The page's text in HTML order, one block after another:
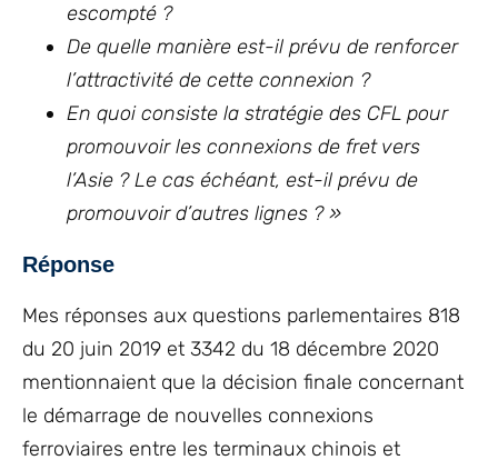
escompté ?
De quelle manière est-il prévu de renforcer
l’attractivité de cette connexion ?
En quoi consiste la stratégie des CFL pour
promouvoir les connexions de fret vers
l’Asie ? Le cas échéant, est-il prévu de
promouvoir d’autres lignes ? »
Réponse
Mes réponses aux questions parlementaires 818
du 20 juin 2019 et 3342 du 18 décembre 2020
mentionnaient que la décision finale concernant
le démarrage de nouvelles connexions
ferroviaires entre les terminaux chinois et